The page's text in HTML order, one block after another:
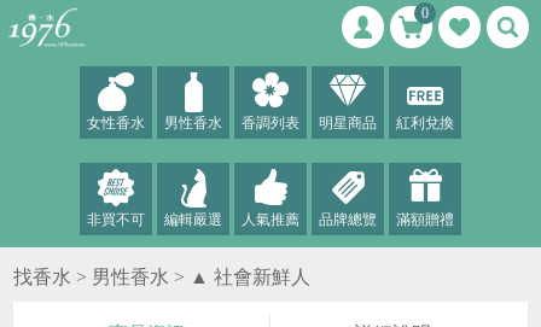
0
女性香水 男性香水 香調列表 明星商品 紅利兌換
非買不可 編輯嚴選 人氣推薦 品牌總覽 滿額贈禮
找香水 > 男性香水 > ▲ 社會新鮮人